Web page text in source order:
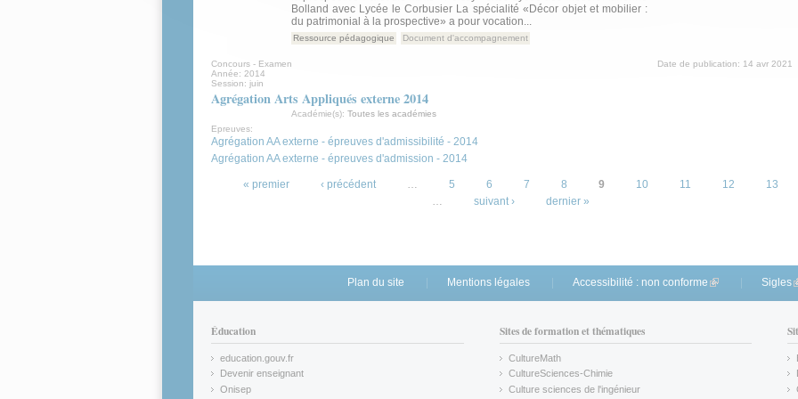
Bolland avec Lycée le Corbusier La spécialité «Décor objet et mobilier :
du patrimonial à la prospective» a pour vocation...
Ressource pédagogique Document d'accompagnement
Date de publication: 14 avr 2021
Concours - Examen
Année: 2014
Session: juin
Agrégation Arts Appliqués externe 2014
Académie(s): Toutes les académies
Epreuves:
Agrégation AA externe - épreuves d'admissibilité - 2014
Agrégation AA externe - épreuves d'admission - 2014
« premier ‹ précédent … 5 6 7 8 9 10 11 12
13
…
suivant › dernier »
Plan du site Mentions légales Accessibilité : non conforme (link is external)
Sigles
Éducation
education.gouv.fr
(link is external)
Devenir enseignant
(link is external)
Onisep
Sites de formation et thématiques
CultureMath
(link is external)
CultureSciences-Chimie
(link is external)
Culture sciences de l'ingénieur